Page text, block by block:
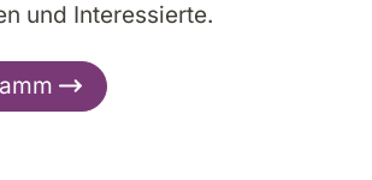
und Interessierte.